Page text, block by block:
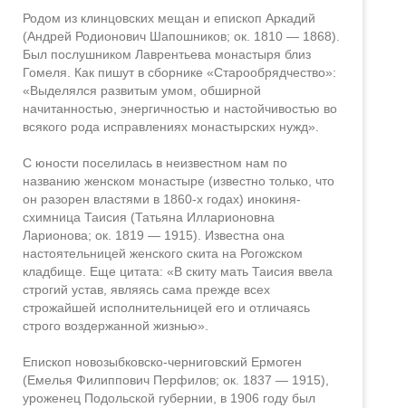
Родом из клинцовских мещан и епископ Аркадий
(Андрей Родионович Шапошников; ок. 1810 — 1868).
Был послушником Лаврентьева монастыря близ
Гомеля. Как пишут в сборнике «Старообрядчество»:
«Выделялся развитым умом, обширной
начитанностью, энергичностью и настойчивостью во
всякого рода исправлениях монастырских нужд».
С юности поселилась в неизвестном нам по
названию женском монастыре (известно только, что
он разорен властями в 1860-х годах) инокиня-
схимница Таисия (Татьяна Илларионовна
Ларионова; ок. 1819 — 1915). Известна она
настоятельницей женского скита на Рогожском
кладбище. Еще цитата: «В скиту мать Таисия ввела
строгий устав, являясь сама прежде всех
строжайшей исполнительницей его и отличаясь
строго воздержанной жизнью».
Епископ новозыбковско-черниговский Ермоген
(Емелья Филиппович Перфилов; ок. 1837 — 1915),
уроженец Подольской губернии, в 1906 году был